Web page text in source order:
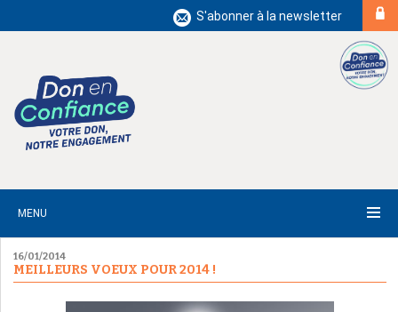
S'abonner à la newsletter
MENU
16/01/2014
MEILLEURS VOEUX POUR 2014 !